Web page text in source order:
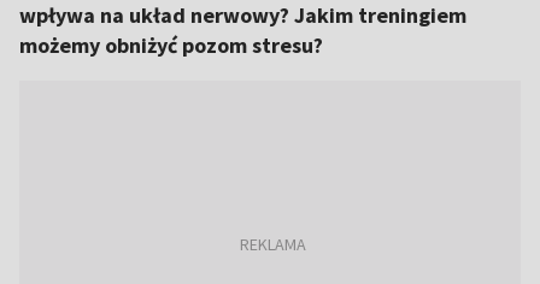
wpływa na układ nerwowy? Jakim treningiem
możemy obniżyć pozom stresu?